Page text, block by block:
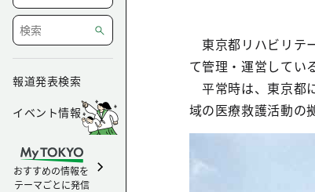
報道発表検索
イベント情報
おすすめの情報を
テーマごとに発信
東京都リハビリテ
て管理・運営してい
平常時は、東京都
域の医療救護活動の